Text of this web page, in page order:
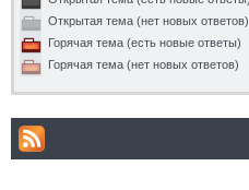
Открытая тема (нет новых ответов)
Горячая тема (есть новые ответы)
Горячая тема (нет новых ответов)